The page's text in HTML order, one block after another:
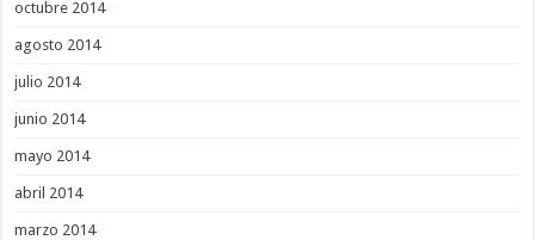
octubre 2014
agosto 2014
julio 2014
junio 2014
mayo 2014
abril 2014
marzo 2014